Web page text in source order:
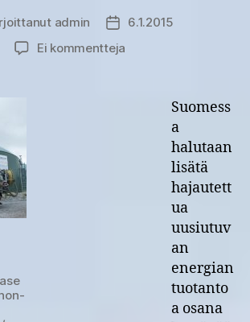
admin Julkaisupäivämäärä
6.1.2015
Ei kommentteja
kestävän
moottorina
tilaisuus
Vaasassa
Suomess
a
halutaan
lisätä
hajautett
ua
uusiutuv
an
energian
tuotanto
a osana